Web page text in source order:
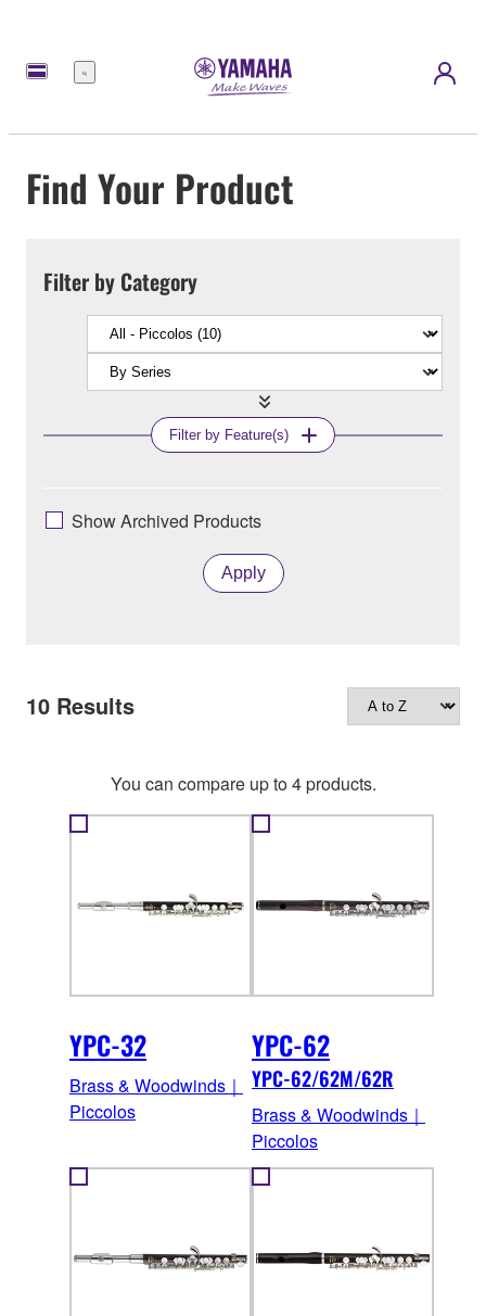
Menu
Find Your Product
Filter by Category
Filter by Feature(s)
Show Archived Products
Apply
10 Results
You can compare up to 4 products.
YPC-32
Brass & Woodwinds｜
Piccolos
YPC-62
YPC-62/62M/62R
Brass & Woodwinds｜
Piccolos